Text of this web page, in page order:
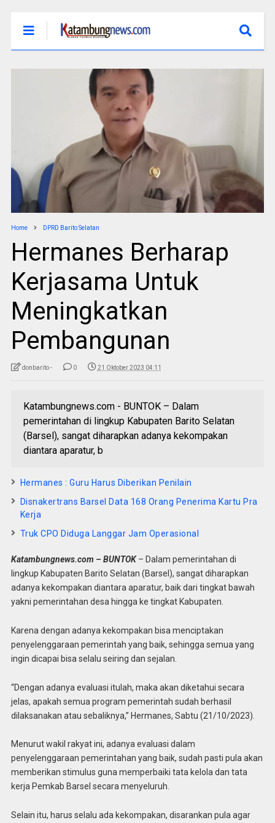
Home DPRD Barito Selatan
Hermanes Berharap
Kerjasama Untuk
Meningkatkan
Pembangunan
donbarito - 0 21 Oktober 2023 04:11
Katambungnews.com - BUNTOK – Dalam
pemerintahan di lingkup Kabupaten Barito Selatan
(Barsel), sangat diharapkan adanya kekompakan
diantara aparatur, b
Hermanes : Guru Harus Diberikan Penilain
Disnakertrans Barsel Data 168 Orang Penerima Kartu Pra
Kerja
Truk CPO Diduga Langgar Jam Operasional
Katambungnews.com – BUNTOK– Dalam pemerintahan di
lingkup Kabupaten Barito Selatan (Barsel), sangat diharapkan
adanya kekompakan diantara aparatur, baik dari tingkat bawah
yakni pemerintahan desa hingga ke tingkat Kabupaten.
Karena dengan adanya kekompakan bisa menciptakan
penyelenggaraan pemerintah yang baik, sehingga semua yang
ingin dicapai bisa selalu seiring dan sejalan.
“Dengan adanya evaluasi itulah, maka akan diketahui secara
jelas, apakah semua program pemerintah sudah berhasil
dilaksanakan atau sebaliknya,” Hermanes, Sabtu (21/10/2023).
Menurut wakil rakyat ini, adanya evaluasi dalam
penyelenggaraan pemerintahan yang baik, sudah pasti pula akan
memberikan stimulus guna memperbaiki tata kelola dan tata
kerja Pemkab Barsel secara menyeluruh.
Selain itu, harus selalu ada kekompakan, disarankan pula agar